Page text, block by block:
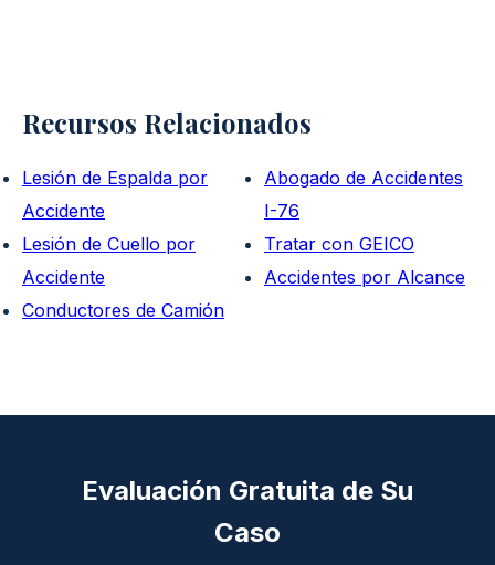
Recursos Relacionados
Lesión de Espalda por
Accidente
Lesión de Cuello por
Accidente
Conductores de Camión
Abogado de Accidentes
I-76
Tratar con GEICO
Accidentes por Alcance
Evaluación Gratuita de Su
Caso